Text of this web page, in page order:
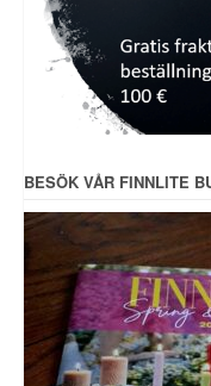
BESÖK VÅR FINNLITE